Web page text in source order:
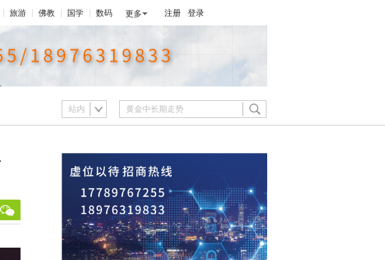
旅游 佛教 国学 数码 更多 注册 登录
站内